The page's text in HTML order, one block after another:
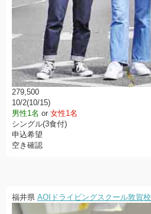
279,500
10/2(10/15)
男性1名 or 女性1名
シングル(3食付)
申込希望
空き確認
福井県 AOIドライビングスクール敦賀校